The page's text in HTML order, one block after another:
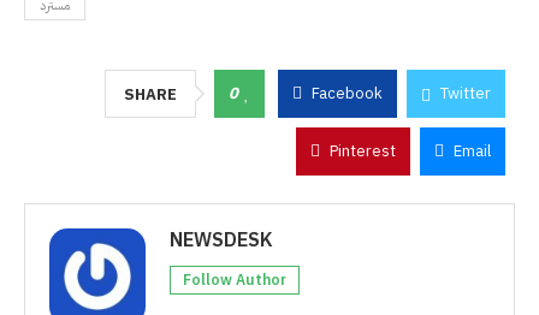
مسترد
SHARE 0 Facebook Twitter
Pinterest Email
NEWSDESK
Follow Author